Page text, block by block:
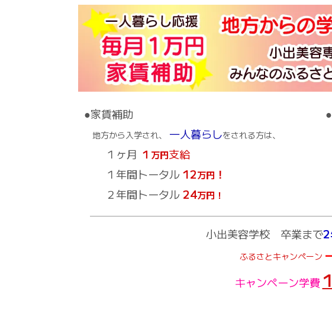
●家賃補助
地方から入学され、 一人暮らしをされる方は、
１ヶ月 １ 万円支給
１年間トータル 12万円 ！
２年間トータル 24万円！
小出美容学校 卒業まで2
ふるさとキャンペーン
キャンペーン学費